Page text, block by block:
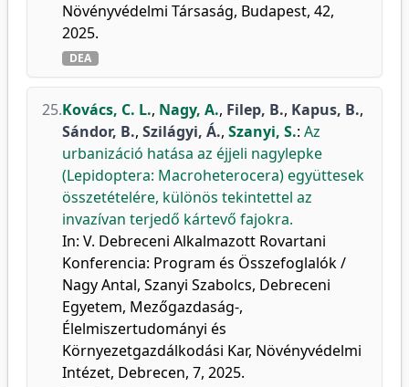
Növényvédelmi Társaság, Budapest, 42,
2025.
DEA
25.Kovács, C. L., Nagy, A., Filep, B., Kapus, B.,
Sándor, B., Szilágyi, Á., Szanyi, S.: Az
urbanizáció hatása az éjjeli nagylepke
(Lepidoptera: Macroheterocera) együttesek
összetételére, különös tekintettel az
invazívan terjedő kártevő fajokra.
In: V. Debreceni Alkalmazott Rovartani
Konferencia: Program és Összefoglalók /
Nagy Antal, Szanyi Szabolcs, Debreceni
Egyetem, Mezőgazdaság-,
Élelmiszertudományi és
Környezetgazdálkodási Kar, Növényvédelmi
Intézet, Debrecen, 7, 2025.